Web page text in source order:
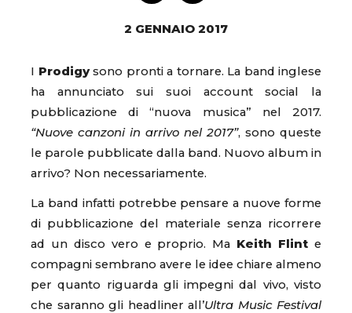
2 GENNAIO 2017
I Prodigysono pronti a tornare. La band inglese
ha annunciato sui suoi account social la
pubblicazione di “nuova musica” nel 2017.
“Nuove canzoni in arrivo nel 2017”, sono queste
le parole pubblicate dalla band. Nuovo album in
arrivo? Non necessariamente.
La band infatti potrebbe pensare a nuove forme
di pubblicazione del materiale senza ricorrere
ad un disco vero e proprio. Ma Keith Flint e
compagni sembrano avere le idee chiare almeno
per quanto riguarda gli impegni dal vivo, visto
che saranno gli headliner all’Ultra Music Festival